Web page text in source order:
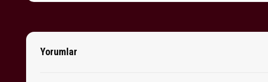
Yorumlar